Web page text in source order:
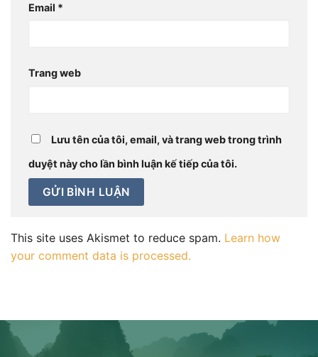
Email *
Trang web
Lưu tên của tôi, email, và trang web trong trình
duyệt này cho lần bình luận kế tiếp của tôi.
This site uses Akismet to reduce spam. Learn how
your comment data is processed.